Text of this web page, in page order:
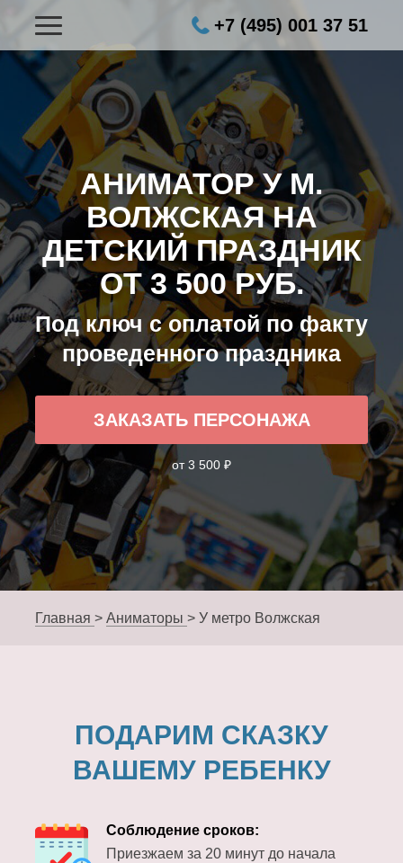
+7 (495) 001 37 51
АНИМАТОР У М.
ВОЛЖСКАЯ НА
ДЕТСКИЙ ПРАЗДНИК
ОТ 3 500 РУБ.
Под ключ с оплатой по факту
проведенного праздника
ЗАКАЗАТЬ ПЕРСОНАЖА
от 3 500 ₽
Главная > Аниматоры > У метро Волжская
ПОДАРИМ СКАЗКУ
ВАШЕМУ РЕБЕНКУ
Соблюдение сроков:
Приезжаем за 20 минут до начала